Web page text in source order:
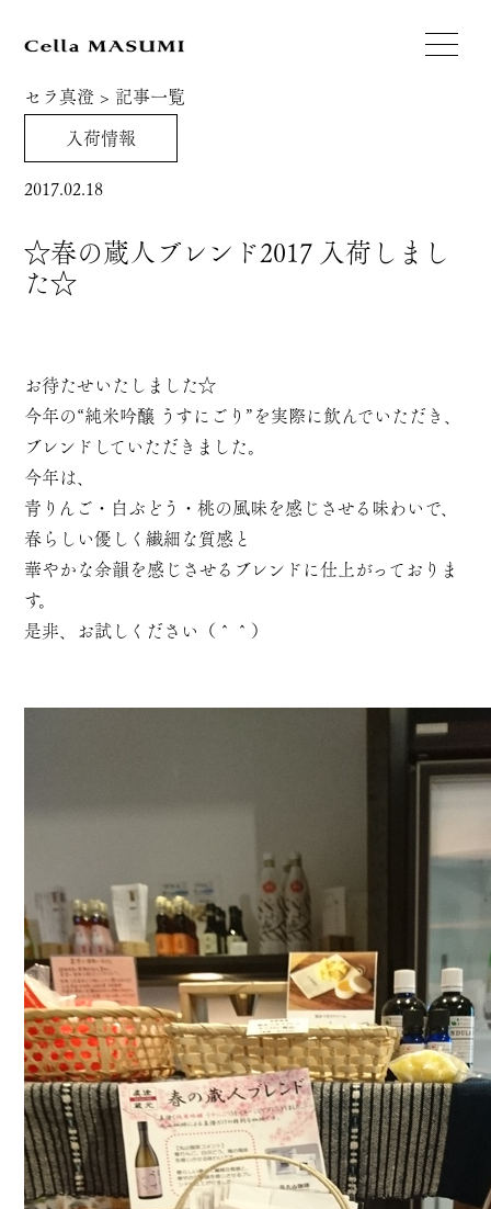
セラ真澄 > 記事一覧
入荷情報
2017.02.18
☆春の蔵人ブレンド2017 入荷しまし
た☆
お待たせいたしました☆
今年の“純米吟醸 うすにごり”を実際に飲んでいただき、
ブレンドしていただきました。
今年は、
青りんご・白ぶどう・桃の風味を感じさせる味わいで、
春らしい優しく繊細な質感と
華やかな余韻を感じさせるブレンドに仕上がっておりま
す。
是非、お試しください（＾＾）